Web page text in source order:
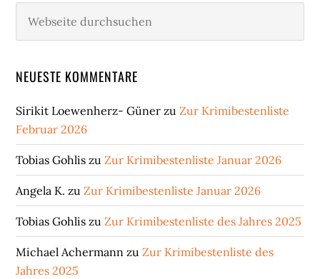
durchsuchen
NEUESTE KOMMENTARE
Sirikit Loewenherz- Güner zuZur Krimibestenliste
Februar 2026
Tobias Gohlis zuZur Krimibestenliste Januar 2026
Angela K. zuZur Krimibestenliste Januar 2026
Tobias Gohlis zuZur Krimibestenliste des Jahres 2025
Michael Achermann zuZur Krimibestenliste des
Jahres 2025